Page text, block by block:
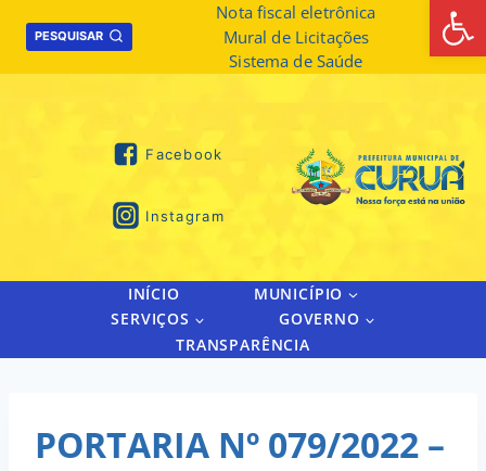
PESQUISAR
Nota fiscal eletrônica
Mural de Licitações
Sistema de Saúde
Facebook
Instagram
INÍCIO
MUNICÍPIO
SERVIÇOS
GOVERNO
TRANSPARÊNCIA
PORTARIA Nº 079/2022 –